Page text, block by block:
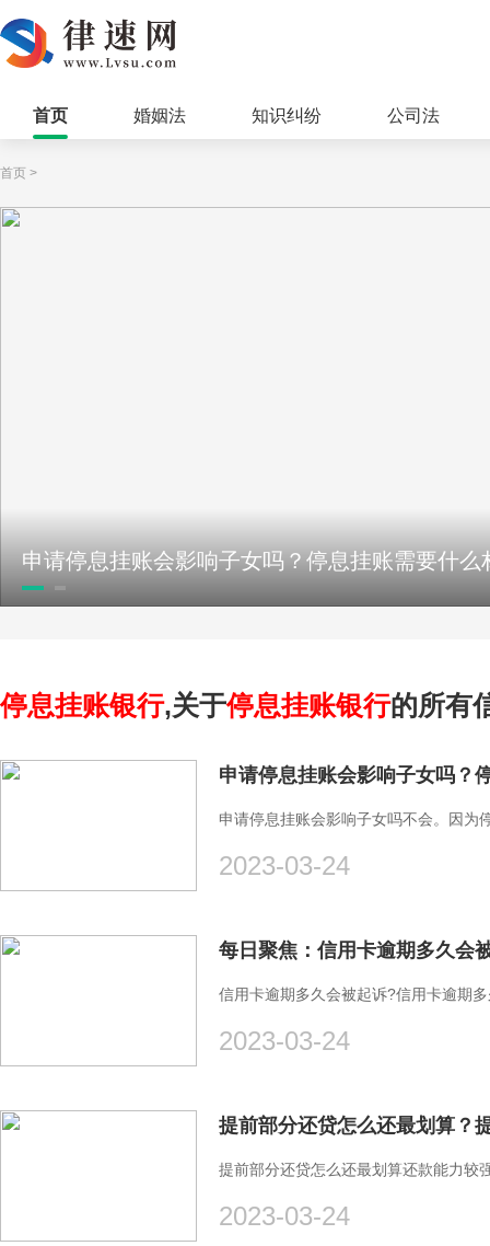
首页 婚姻法 知识纠纷 公司法
首页 >
停息挂账银行,关于停息挂账银行的所有
申请停息挂账会影响子女吗？
申请停息挂账会影响子女吗不会。因为
2023-03-24
每日聚焦：信用卡逾期多久会
信用卡逾期多久会被起诉?信用卡逾期
2023-03-24
提前部分还贷怎么还最划算？
提前部分还贷怎么还最划算还款能力较
2023-03-24